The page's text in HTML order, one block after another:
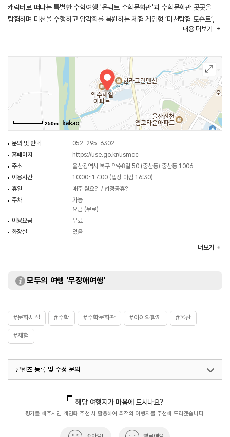
캐릭터로 떠나는 특별한 수학여행 '온택트 수학문화관'과 수학문화관 곳곳을
탐험하며 미션을 수행하고 암각화를 복원하는 체험 게임형 ‘미션탐험 도슨트’,
내용 더보기
250m
문의 및 안내
052-295-6302
홈페이지
https://use.go.kr/usmcc
주소
울산광역시 북구 약수8길 50 (중산동) 중산동 1006
이용시간
10:00~17:00 (입장 마감 16:30)
휴일
매주 월요일 / 법정공휴일
주차
가능
요금 (무료)
이용요금
무료
화장실
있음
더보기
모두의 여행 '무장애여행'
#문화시설 #수학 #수학문화관 #아이와함께 #울산
#체험
콘텐츠 등록 및 수정 문의
해당 여행지가 마음에 드시나요?
평가를 해주시면 개인화 추천 시 활용하여 최적의 여행지를 추천해 드리겠습니다.